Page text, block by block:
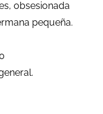
obsesionada
pequeña.